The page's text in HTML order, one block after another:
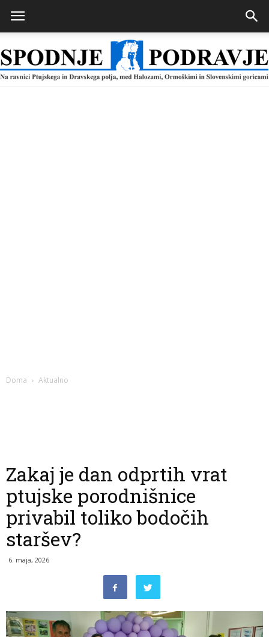
Doma Aktualno
Zakaj je dan odprtih vrat
ptujske porodnišnice
privabil toliko bodočih
staršev?
6. maja, 2026